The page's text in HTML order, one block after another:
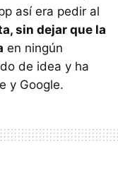
así era pedir al
sin dejar que la
en ningún
de idea y ha
y Google.